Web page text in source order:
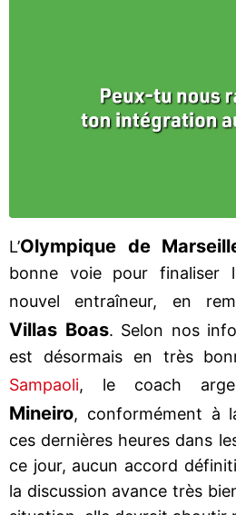
L’Olympique de
bonne voie pour finaliser
nouvel entraîneur, en
Villas Boas. Selon nos
est désormais en très
Sampaoli, le coach
Mineiro, conformément à
ces dernières heures dans
ce jour, aucun accord
la discussion avance très